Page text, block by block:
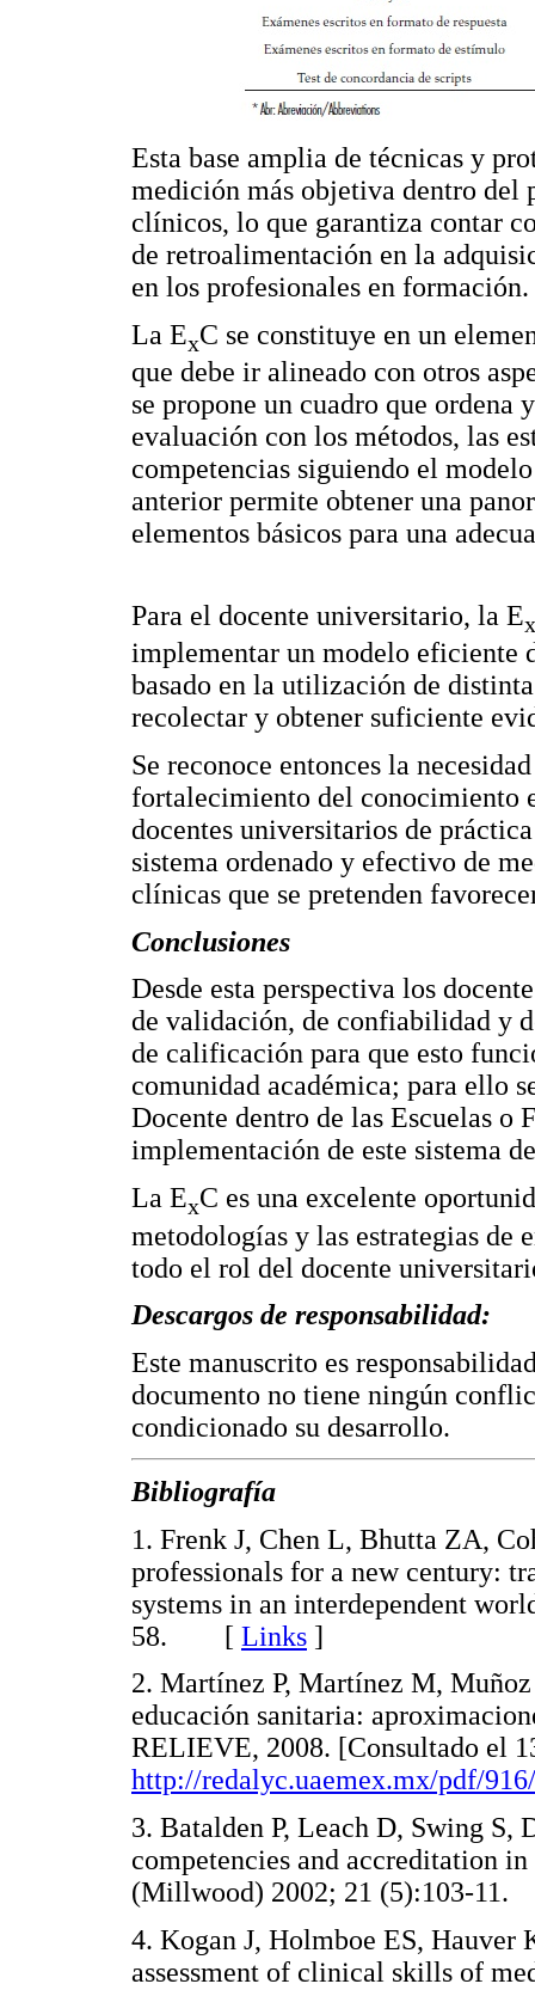
Esta base amplia de técnicas y
medición más objetiva dentro del
clínicos, lo que garantiza contar
de retroalimentación en la
en los profesionales en formación.
La ExC se constituye en un
que debe ir alineado con otros
se propone un cuadro que
evaluación con los métodos, las
competencias siguiendo el
anterior permite obtener una
elementos básicos para una
Para el docente universitario, la Ex
implementar un modelo eficiente
basado en la utilización de
recolectar y obtener suficiente
Se reconoce entonces la
fortalecimiento del conocimiento
docentes universitarios de
sistema ordenado y efectivo de
clínicas que se pretenden
Conclusiones
Desde esta perspectiva los
de validación, de confiabilidad y
de calificación para que esto
comunidad académica; para ello
Docente dentro de las Escuelas o
implementación de este sistema
La ExC es una excelente
metodologías y las estrategias de
todo el rol del docente
Descargos de responsabilidad:
Este manuscrito es
documento no tiene ningún
condicionado su desarrollo.
Bibliografía
1. Frenk J, Chen L, Bhutta ZA,
professionals for a new century:
systems in an interdependent
58. [ Links ]
2. Martínez P, Martínez M,
educación sanitaria:
RELIEVE, 2008. [Consultado el
http://redalyc.uaemex.mx/pdf/
3. Batalden P, Leach D, Swing S,
competencies and accreditation
(Millwood) 2002; 21 (5):103-
4. Kogan J, Holmboe ES, Hauver
assessment of clinical skills of